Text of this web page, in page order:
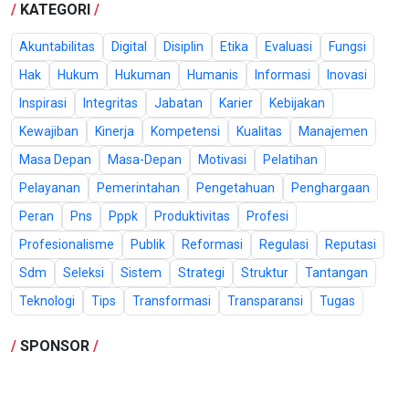
/ KATEGORI /
Akuntabilitas Digital Disiplin Etika Evaluasi
Fungsi
Hak
Hukum Hukuman Humanis Informasi
Inovasi
Inspirasi
Integritas Jabatan Karier
Kebijakan
Kewajiban
Kinerja Kompetensi Kualitas
Manajemen
Masa Depan
Masa-Depan Motivasi
Pelatihan
Pelayanan
Pemerintahan Pengetahuan
Penghargaan
Peran
Pns Pppk Produktivitas
Profesi
Profesionalisme
Publik Reformasi Regulasi
Reputasi
Sdm
Seleksi Sistem Strategi Struktur
Tantangan
Teknologi
Tips Transformasi Transparansi Tugas
/ SPONSOR /